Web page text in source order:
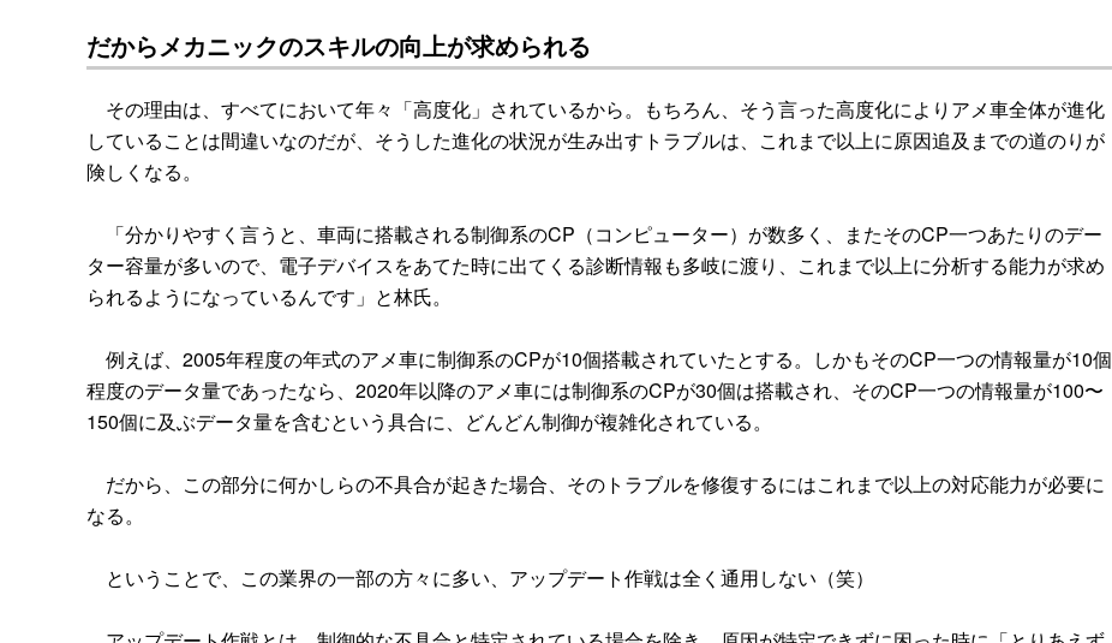
だからメカニックのスキルの向上が求められる
その理由は、すべてにおいて年々「高度化」されているから。もちろん、そう言った高度化によりアメ車全体が進化
していることは間違いなのだが、そうした進化の状況が生み出すトラブルは、これまで以上に原因追及までの道のりが
険しくなる。
「分かりやすく言うと、車両に搭載される制御系のCP（コンピューター）が数多く、またそのCP一つあたりのデー
ター容量が多いので、電子デバイスをあてた時に出てくる診断情報も多岐に渡り、これまで以上に分析する能力が求め
られるようになっているんです」と林氏。
例えば、2005年程度の年式のアメ車に制御系のCPが10個搭載されていたとする。しかもそのCP一つの情報量が10個
程度のデータ量であったなら、2020年以降のアメ車には制御系のCPが30個は搭載され、そのCP一つの情報量が100〜
150個に及ぶデータ量を含むという具合に、どんどん制御が複雑化されている。
だから、この部分に何かしらの不具合が起きた場合、そのトラブルを修復するにはこれまで以上の対応能力が必要に
なる。
ということで、この業界の一部の方々に多い、アップデート作戦は全く通用しない（笑）